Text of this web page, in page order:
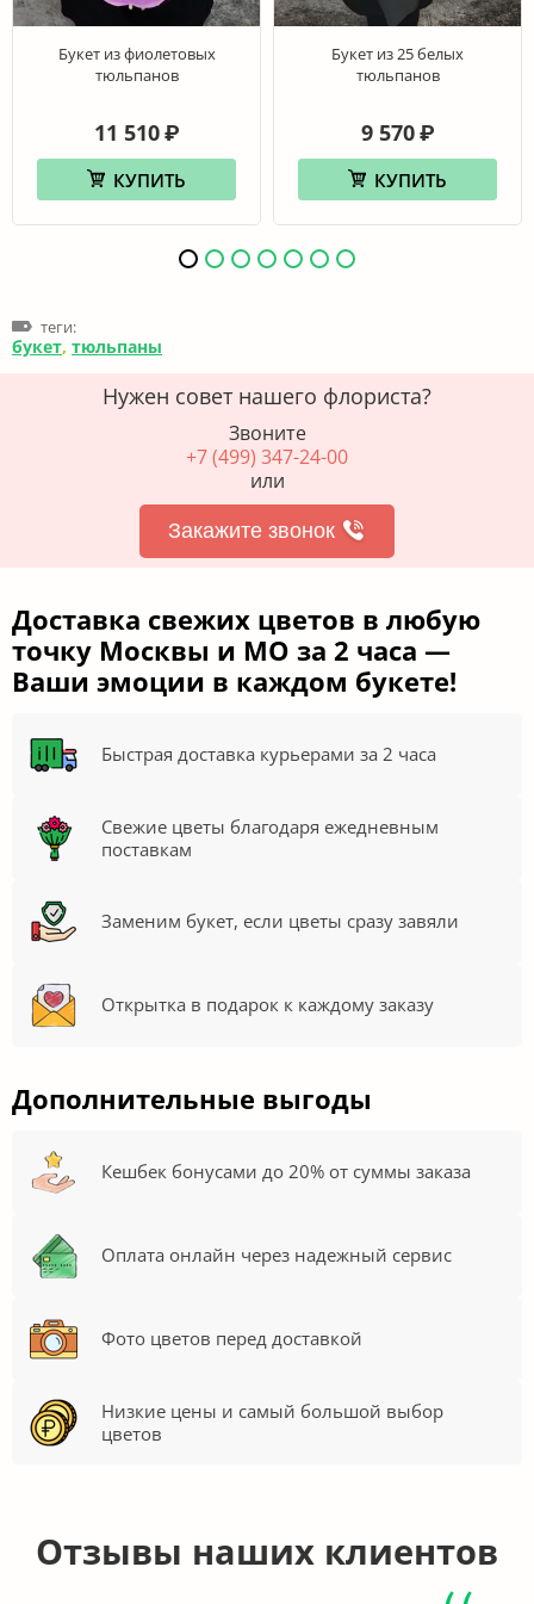
Букет из фиолетовых
тюльпанов
11 510 ₽
КУПИТЬ
Букет из 25 белых
тюльпанов
9 570 ₽
КУПИТЬ
теги:
букет, тюльпаны
Нужен совет нашего флориста?
Звоните
+7 (499) 347-24-00
или
Закажите звонок
Доставка свежих цветов в любую
точку Москвы и МО за 2 часа —
Ваши эмоции в каждом букете!
Быстрая доставка курьерами за 2 часа
Свежие цветы благодаря ежедневным
поставкам
Заменим букет, если цветы сразу завяли
Открытка в подарок к каждому заказу
Дополнительные выгоды
Кешбек бонусами до 20% от суммы заказа
Оплата онлайн через надежный сервис
Фото цветов перед доставкой
Низкие цены и самый большой выбор
цветов
Отзывы наших клиентов